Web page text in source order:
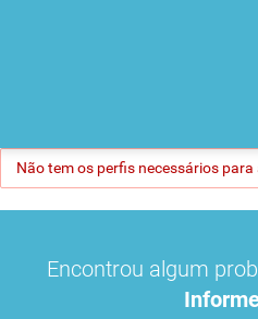
Não tem os perfis necessários
Encontrou algum